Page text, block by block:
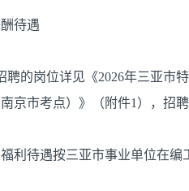
待遇
聘的岗位详见《2026年三亚市
京市考点）》（附件1），招
利待遇按三亚市事业单位在编